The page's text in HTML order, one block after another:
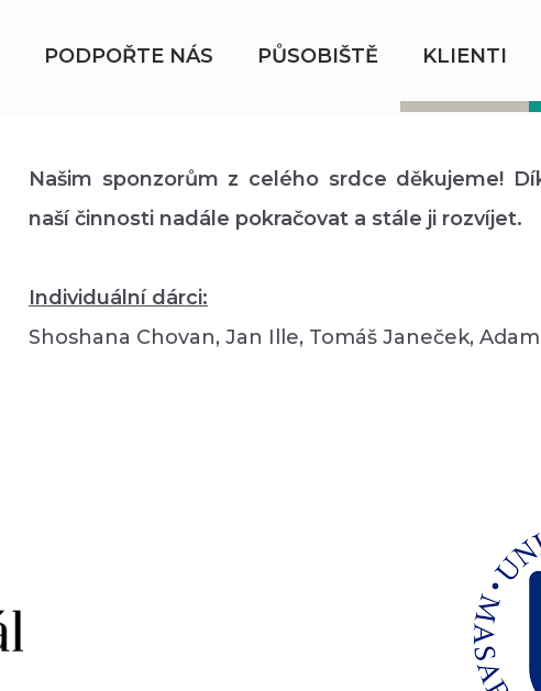
PODPOŘTE NÁS PŮSOBIŠTĚ KLIENTI
Našim sponzorům z celého srdce děkujeme!
naší činnosti nadále pokračovat a stále ji rozvíjet.
Individuální dárci:
Shoshana Chovan, Jan Ille, Tomáš Janeček,